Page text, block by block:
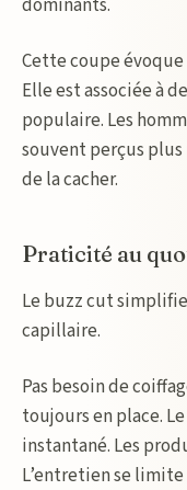
dominants.
Cette coupe
Elle est associée à
populaire. Les
souvent perçus
de la cacher.
Praticité au
Le buzz cut
capillaire.
Pas besoin de
toujours en place.
instantané. Les
L’entretien se